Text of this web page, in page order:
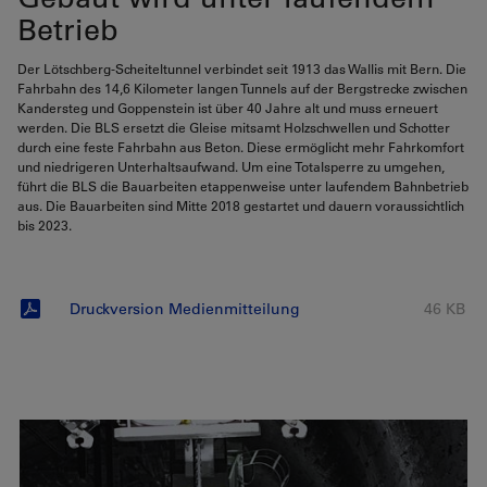
Betrieb
Der Lötschberg-Scheiteltunnel verbindet seit 1913 das Wallis mit Bern. Die
Fahrbahn des 14,6 Kilometer langen Tunnels auf der Bergstrecke zwischen
Kandersteg und Goppenstein ist über 40 Jahre alt und muss erneuert
werden. Die BLS ersetzt die Gleise mitsamt Holzschwellen und Schotter
durch eine feste Fahrbahn aus Beton. Diese ermöglicht mehr Fahrkomfort
und niedrigeren Unterhaltsaufwand. Um eine Totalsperre zu umgehen,
führt die BLS die Bauarbeiten etappenweise unter laufendem Bahnbetrieb
aus. Die Bauarbeiten sind Mitte 2018 gestartet und dauern voraussichtlich
bis 2023.
46 KB
Druckversion Medienmitteilung